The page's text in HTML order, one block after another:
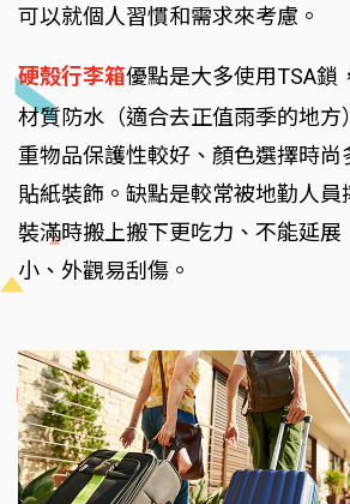
可以就個人習慣和需求來考慮。
硬殼行李箱優點是大多使用TSA鎖
材質防水（適合去正值雨季的地方
重物品保護性較好、顏色選擇時尚
貼紙裝飾。缺點是較常被地勤人員
裝滿時搬上搬下更吃力、不能延展
小、外觀易刮傷。